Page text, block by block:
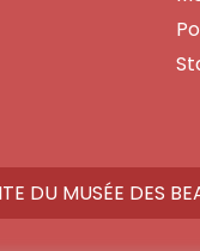
DU MUSÉE DES